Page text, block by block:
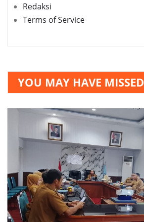
Redaksi
Terms of Service
YOU MAY HAVE MISSED